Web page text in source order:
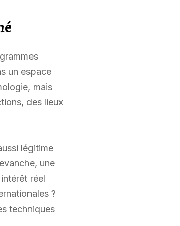
un espace
mais
des lieux
légitime
une
réel
?
techniques